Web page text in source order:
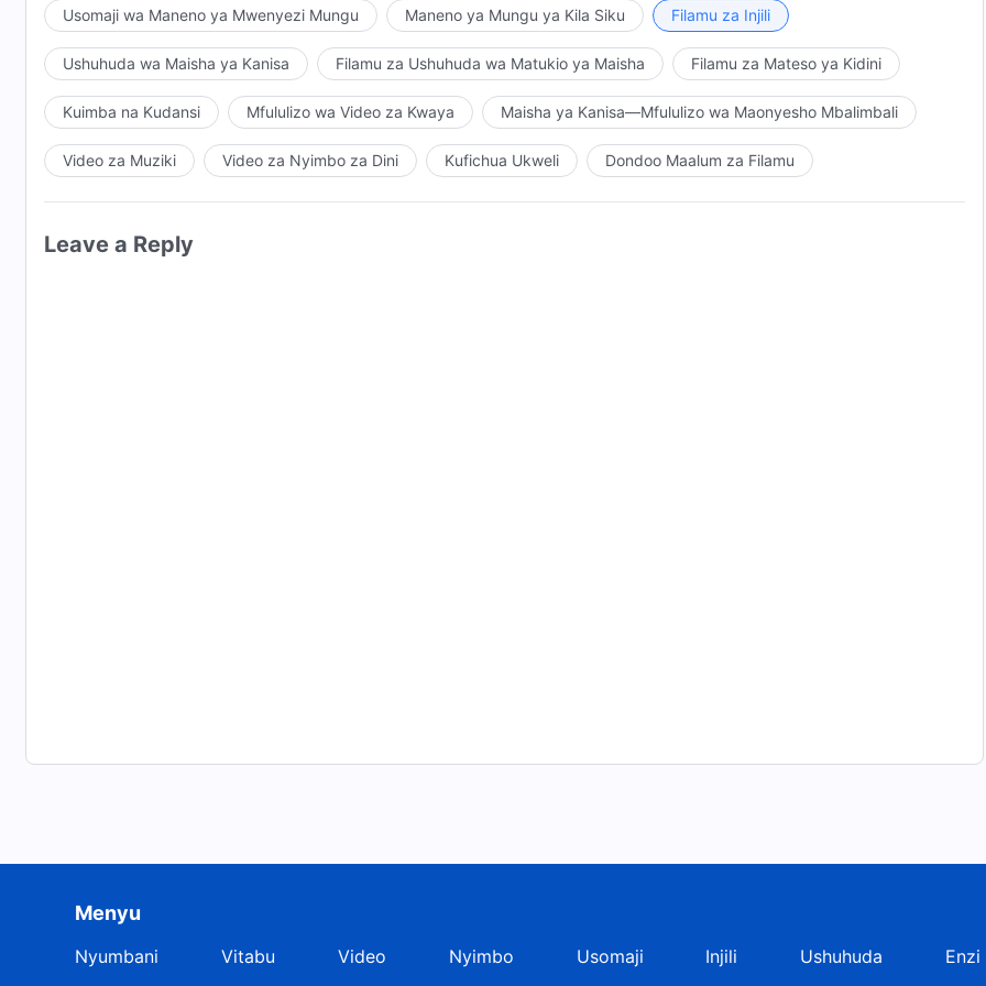
Usomaji wa Maneno ya Mwenyezi Mungu Maneno ya Mungu ya Kila Siku Filamu za Injili
Ushuhuda wa Maisha ya Kanisa Filamu za Ushuhuda wa Matukio ya Maisha Filamu za Mateso ya Kidini
Kuimba na Kudansi Mfululizo wa Video za Kwaya Maisha ya Kanisa—Mfululizo wa Maonyesho Mbalimbali
Video za Muziki Video za Nyimbo za Dini Kufichua Ukweli Dondoo Maalum za Filamu
Leave a Reply
Menyu
Nyumbani Vitabu Video Nyimbo Usomaji Injili Ushuhuda Enzi